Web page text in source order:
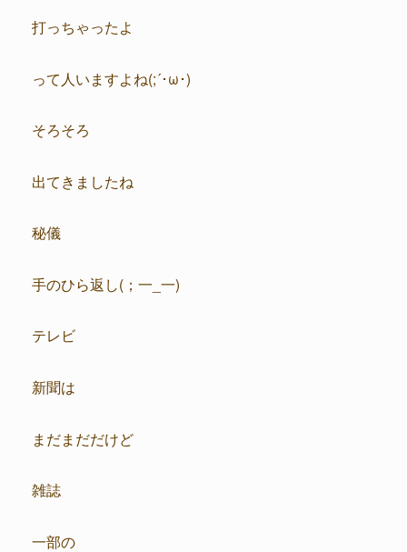
打っちゃったよ
って人いますよね(;´･ω･)
そろそろ
出てきましたね
秘儀
手のひら返し(；一_一)
テレビ
新聞は
まだまだだけど
雑誌
一部の